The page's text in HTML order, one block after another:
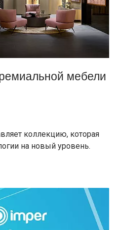
мебели
коллекцию, которая
на новый уровень.